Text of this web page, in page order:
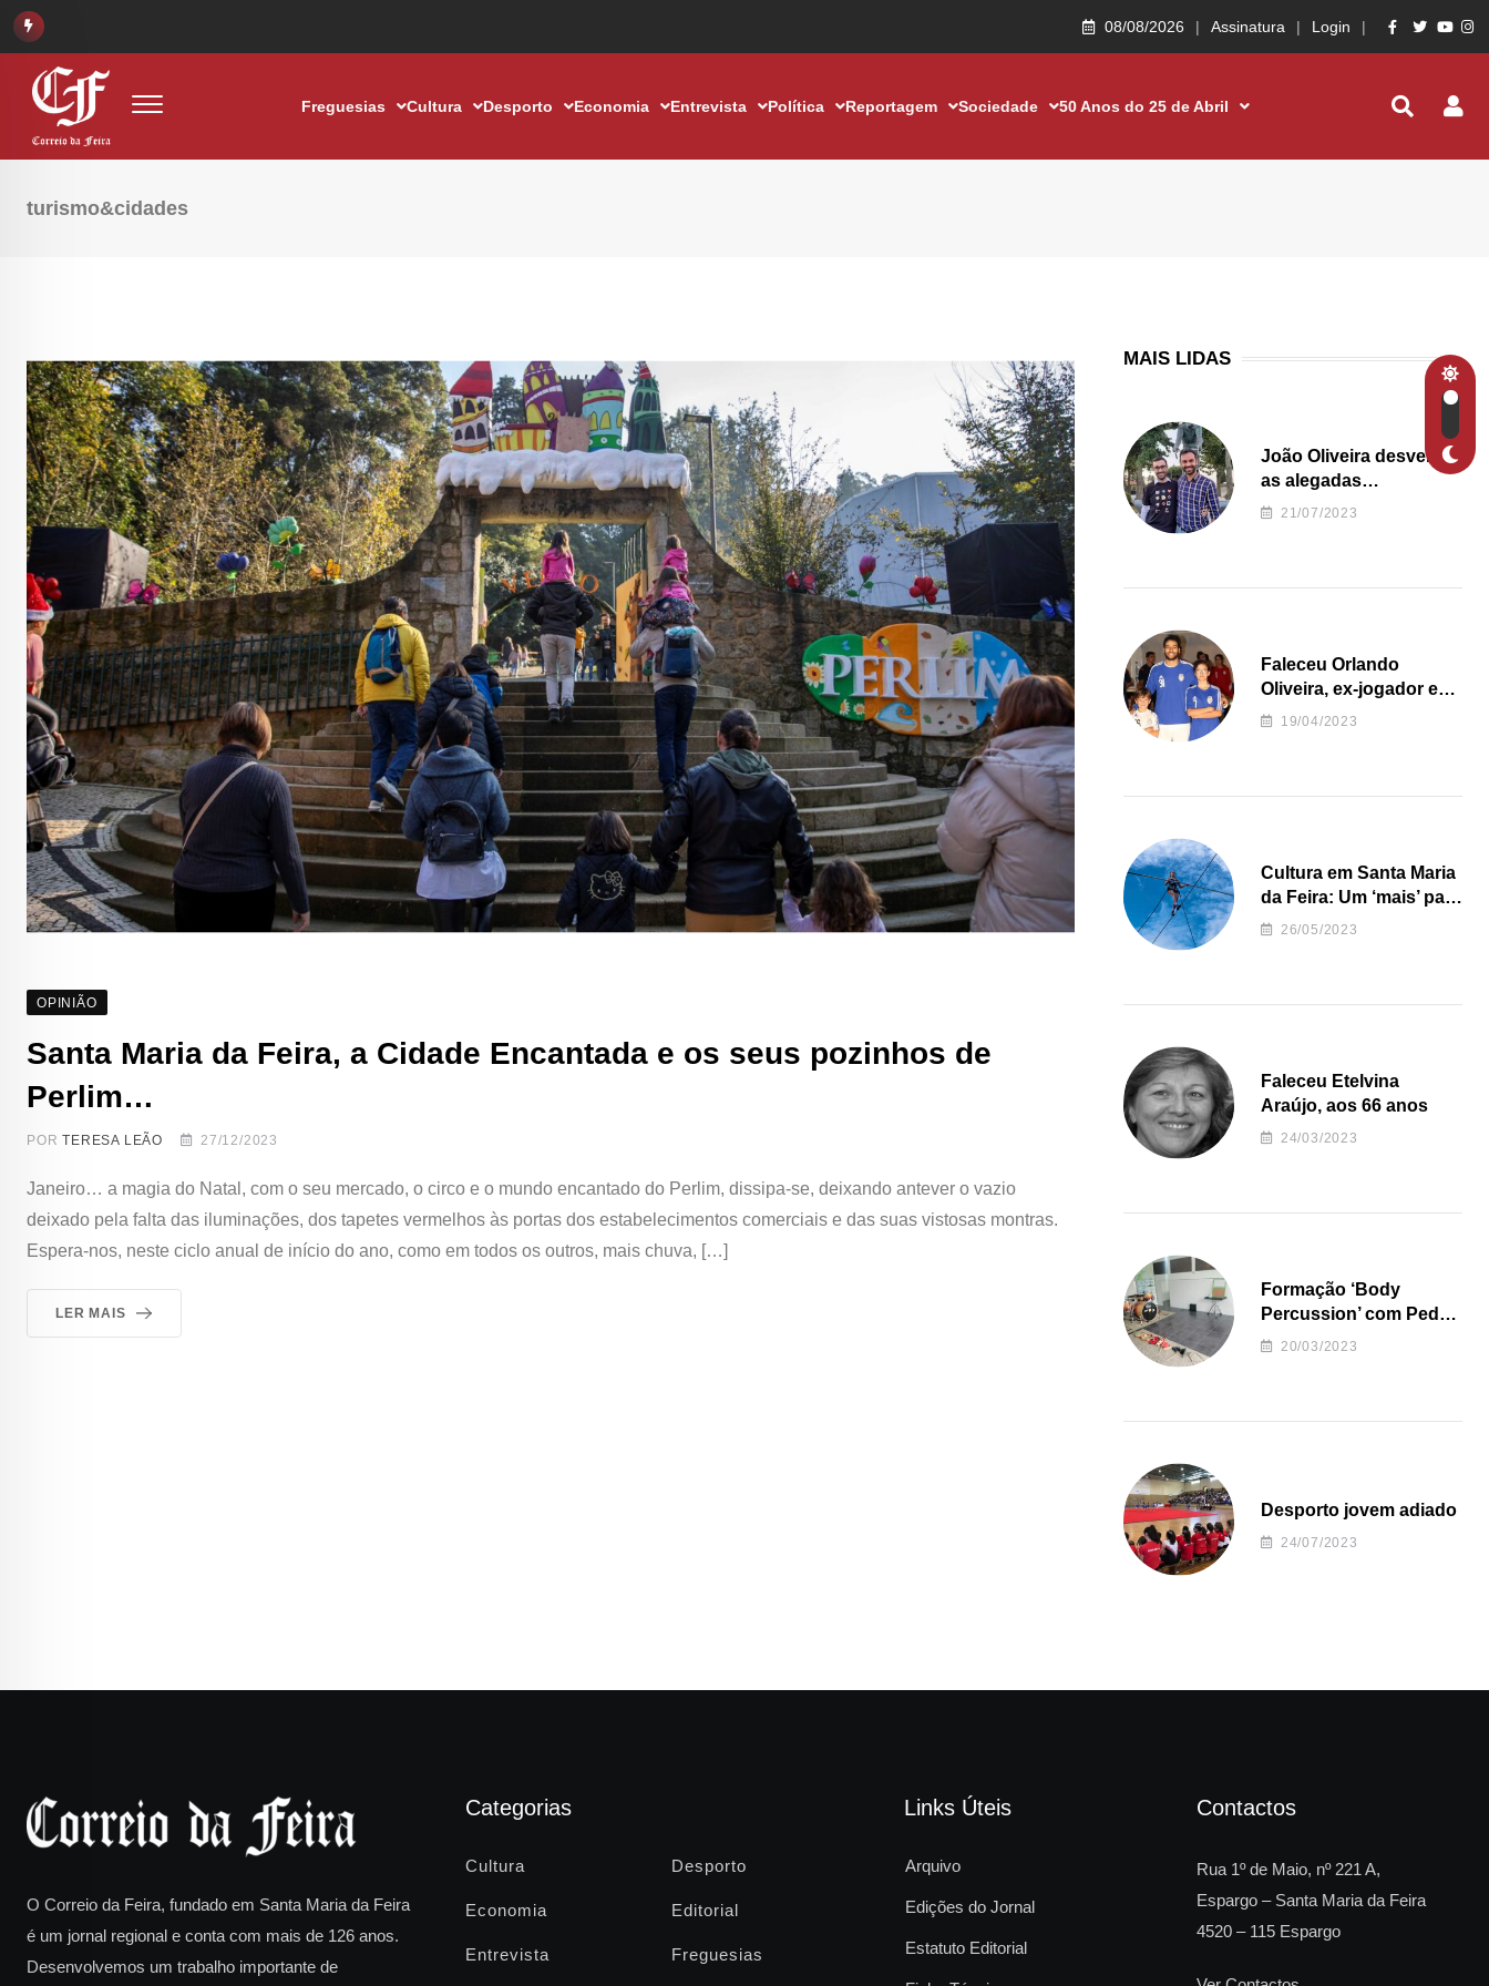
08/08/2026 Assinatura Login
Freguesias Cultura Desporto Economia Entrevista Política Reportagem Sociedade 50 Anos do 25 de Abril
turismo&cidades
OPINIÃO
Santa Maria da Feira, a Cidade Encantada e os seus pozinhos de
Perlim…
PORTERESA LEÃO 27/12/2023
Janeiro… a magia do Natal, com o seu mercado, o circo e o mundo encantado do Perlim, dissipa-se, deixando antever o vazio
deixado pela falta das iluminações, dos tapetes vermelhos às portas dos estabelecimentos comerciais e das suas vistosas montras.
Espera-nos, neste ciclo anual de início do ano, como em todos os outros, mais chuva, […]
LER MAIS
MAIS LIDAS
João Oliveira desvenda
as alegadas
irregularidades da
21/07/2023
Faleceu Orlando
Oliveira, ex-jogador e
treinador da formação
19/04/2023
Cultura em Santa Maria
da Feira: Um ‘mais’ para
o Concelho
26/05/2023
Faleceu Etelvina
Araújo, aos 66 anos
24/03/2023
Formação ‘Body
Percussion’ com Pedro
Almeida
20/03/2023
Desporto jovem adiado
24/07/2023
O Correio da Feira, fundado em Santa Maria da Feira
é um jornal regional e conta com mais de 126 anos.
Desenvolvemos um trabalho importante de
Categorias
Cultura Desporto
Economia Editorial
Entrevista Freguesias
Links Úteis
Arquivo
Edições do Jornal
Estatuto Editorial
Contactos
Rua 1º de Maio, nº 221 A,
Espargo – Santa Maria da Feira
4520 – 115 Espargo